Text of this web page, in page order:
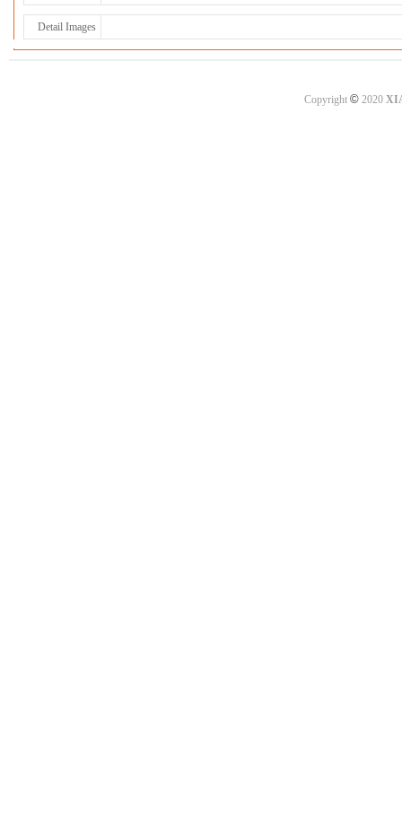
Detail Images
Copyright ©2020